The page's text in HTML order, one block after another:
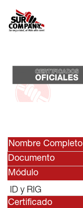
Nombre Completo
Documento
Módulo
ID y RIG
Certificado